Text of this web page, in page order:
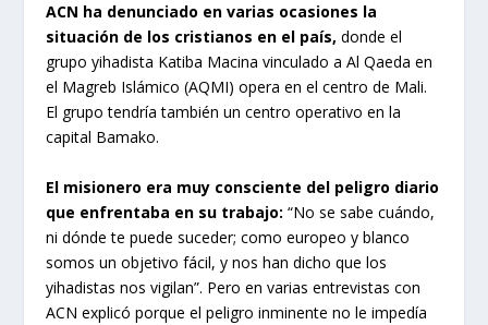
ACN ha denunciado en varias ocasiones la
situación de los cristianos en el país, donde el
grupo yihadista Katiba Macina vinculado a Al Qaeda en
el Magreb Islámico (AQMI) opera en el centro de Mali.
El grupo tendría también un centro operativo en la
capital Bamako.
El misionero era muy consciente del peligro diario
que enfrentaba en su trabajo: “No se sabe cuándo,
ni dónde te puede suceder; como europeo y blanco
somos un objetivo fácil, y nos han dicho que los
yihadistas nos vigilan”. Pero en varias entrevistas con
ACN explicó porque el peligro inminente no le impedía